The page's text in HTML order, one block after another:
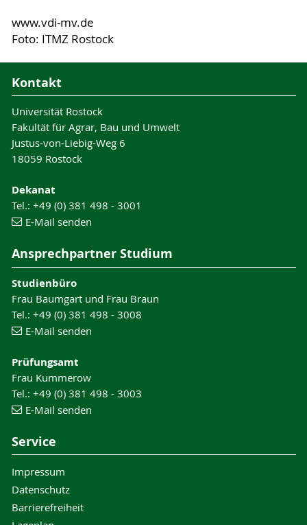
www.vdi-mv.de
Foto: ITMZ Rostock
Kontakt
Universität Rostock
Fakultät für Agrar, Bau und Umwelt
Justus-von-Liebig-Weg 6
18059 Rostock
Dekanat
Tel.: +49 (0) 381 498 - 3001
E-Mail senden
Ansprechpartner Studium
Studienbüro
Frau Baumgart und Frau Braun
Tel.: +49 (0) 381 498 - 3008
E-Mail senden
Prüfungsamt
Frau Kummerow
Tel.: +49 (0) 381 498 - 3003
E-Mail senden
Service
Impressum
Datenschutz
Barrierefreiheit